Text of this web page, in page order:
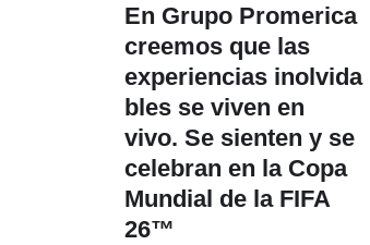
En Grupo Promerica
creemos que las
experiencias inolvida
bles se viven en
vivo. Se sienten y se
celebran en la Copa
Mundial de la FIFA
26™